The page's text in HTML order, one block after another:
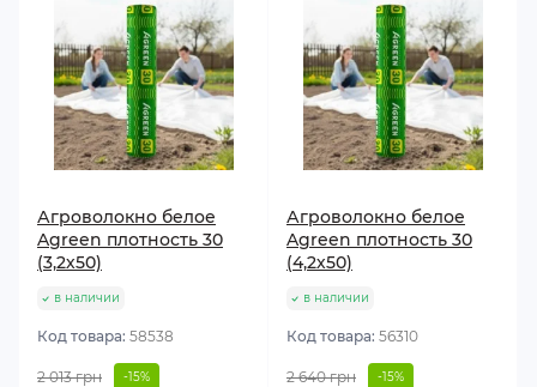
Агроволокно белое
Agreen плотность 30
(3,2х50)
в наличии
Код товара: 58538
2 013 грн -15%
Агроволокно белое
Agreen плотность 30
(4,2х50)
в наличии
Код товара: 56310
2 640 грн -15%